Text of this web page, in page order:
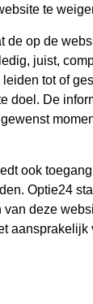
te
de op de
juist,
tot of
doel. De
ook
Optie24
deze
aansprakelijk